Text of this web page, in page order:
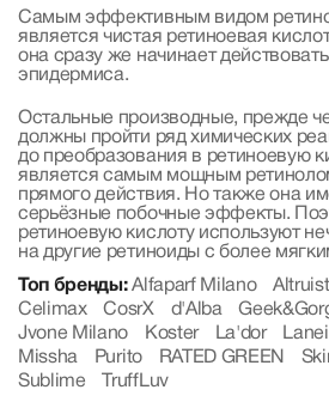
Самым эффективным видом
является чистая ретиноевая
она сразу же начинает
эпидермиса.
Остальные производные, прежде
должны пройти ряд химических
до преобразования в ретиноевую
является самым мощным
прямого действия. Но также она
серьёзные побочные эффекты.
ретиноевую кислоту используют
на другие ретиноиды с более
Топ бренды: Alfaparf Milano Altruist
Celimax
CosrX d'Alba
Jvone Milano
Koster La'dor
Missha
Purito RATED GREEN
Sublime
TruffLuv